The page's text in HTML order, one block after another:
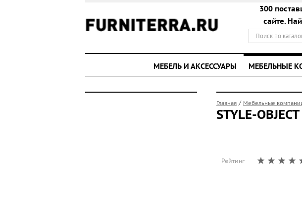
300
сайте.
МЕБЕЛЬ И АКСЕССУАРЫ МЕБЕЛЬНЫЕ
Главная / Мебельные
STYLE-OBJECT
Рейтинг